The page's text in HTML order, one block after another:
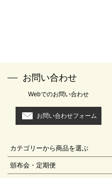
お問い合わせ
Webでのお問い合わせ
お問い合わせフォーム
カテゴリーから商品を選ぶ
頒布会・定期便